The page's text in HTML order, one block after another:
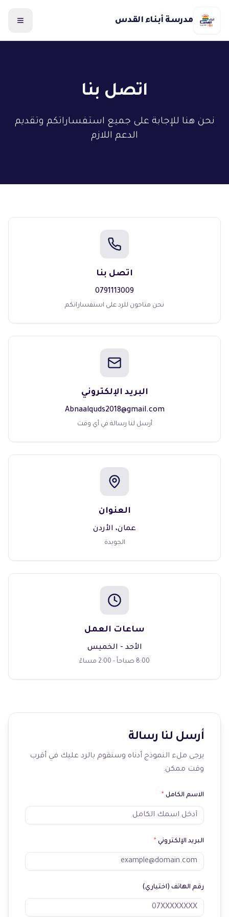
مدرسة أبناء القدس
اتصل بنا
نحن هنا للإجابة على جميع استفساراتكم وتقديم
الدعم اللازم
اتصل بنا
0791113009
نحن متاحون للرد على استفساراتكم
البريد الإلكتروني
Abnaalquds2018@gmail.com
أرسل لنا رسالة في أي وقت
العنوان
عمان، الأردن
الجويدة
ساعات العمل
الأحد - الخميس
8:00 صباحاً - 2:00 مساءً
أرسل لنا رسالة
يرجى ملء النموذج أدناه وسنقوم بالرد عليك في أقرب
وقت ممكن.
الاسم الكامل *
البريد الإلكتروني *
رقم الهاتف (اختياري)